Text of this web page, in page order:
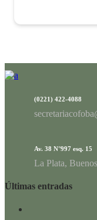
(0221) 422-4088
Av. 38 N°997 esq. 15
La Plata,
Últimas entradas